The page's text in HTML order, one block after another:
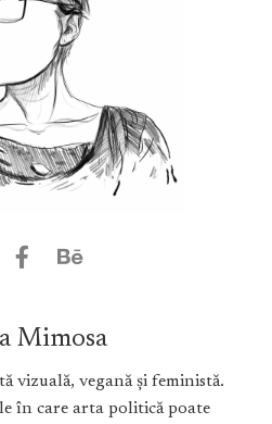
Mimosa
vizuală, vegană și feministă.
în care arta politică poate